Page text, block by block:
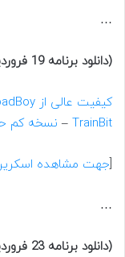
…
(دانلود برنامه 19 فروردین 1395)
کیفیت عالی از UploadBoy
TrainBit
– نسخه کم
[جهت مشاهده
…
(دانلود برنامه 23 فروردین 1395)